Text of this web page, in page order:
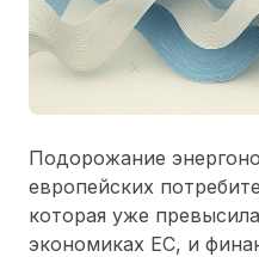
Подорожание
европейских
которая уже
экономиках ЕС, и